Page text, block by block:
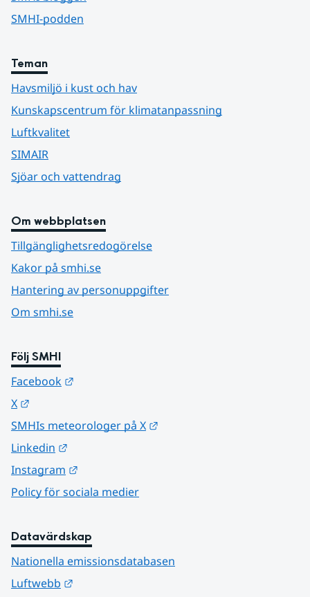
SMHI-podden
Teman
Havsmiljö i kust och hav
Kunskapscentrum för klimatanpassning
Luftkvalitet
SIMAIR
Sjöar och vattendrag
Om webbplatsen
Tillgänglighetsredogörelse
Kakor på smhi.se
Hantering av personuppgifter
Om smhi.se
Följ SMHI
Facebook
X
SMHIs meteorologer på X
Linkedin
Instagram
Policy för sociala medier
Datavärdskap
Nationella emissionsdatabasen
Luftwebb